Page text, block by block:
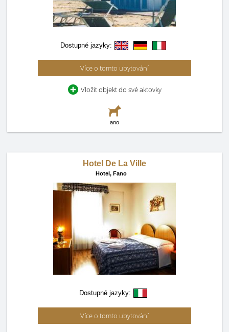
Dostupné jazyky:
Více o tomto ubytování
Vložit objekt do své aktovky
ano
Hotel De La Ville
Hotel, Fano
Dostupné jazyky:
Více o tomto ubytování